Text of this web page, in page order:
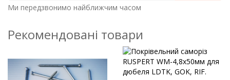
Ми передзвонимо найближчим часом
Рекомендовані товари